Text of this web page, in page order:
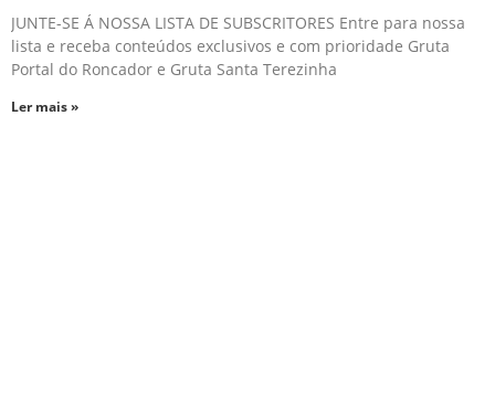
JUNTE-SE Á NOSSA LISTA DE SUBSCRITORES Entre para nossa
lista e receba conteúdos exclusivos e com prioridade Gruta
Portal do Roncador e Gruta Santa Terezinha
Ler mais »